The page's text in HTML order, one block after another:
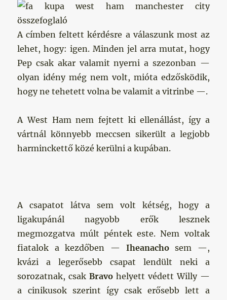
A címben feltett kérdésre a válaszunk most az
lehet, hogy: igen. Minden jel arra mutat, hogy
Pep csak akar valamit nyerni a szezonban —
olyan idény még nem volt, mióta edzősködik,
hogy ne tehetett volna be valamit a vitrinbe —.
A West Ham nem fejtett ki ellenállást, így a
vártnál könnyebb meccsen sikerült a legjobb
harminckettő közé kerülni a kupában.
A csapatot látva sem volt kétség, hogy a
ligakupánál nagyobb erők lesznek
megmozgatva múlt péntek este. Nem voltak
fiatalok a kezdőben — Iheanachosem —,
kvázi a legerősebb csapat lendült neki a
sorozatnak, csakBravo helyett védett Willy —
a cinikusok szerint így csak erősebb lett a